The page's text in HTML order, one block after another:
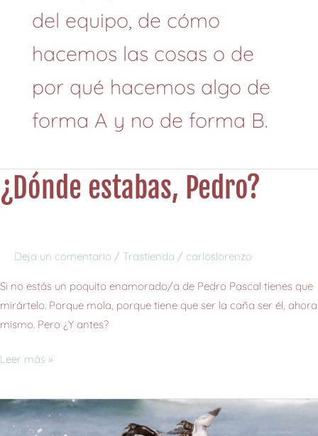
del equipo, de cómo
hacemos las cosas o de
por qué hacemos algo de
forma A y no de forma B.
¿Dónde estabas, Pedro?
Deja un comentario / Trastienda / carloslorenzo
Si no estás un poquito enamorado/a de Pedro Pascal tienes que
mirártelo. Porque mola, porque tiene que ser la caña ser él, ahora
mismo. Pero ¿Y antes?
¿Dónde
estabas,
Leer más »
Pues